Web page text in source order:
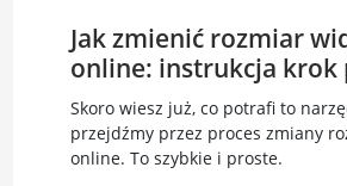
Jak zmienić rozmiar
online: instrukcja krok
Skoro wiesz już, co potrafi to
przejdźmy przez proces zmiany
online. To szybkie i proste.